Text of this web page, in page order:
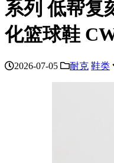
系列 低帮复
化篮球鞋
2026-07-05 耐克 鞋类